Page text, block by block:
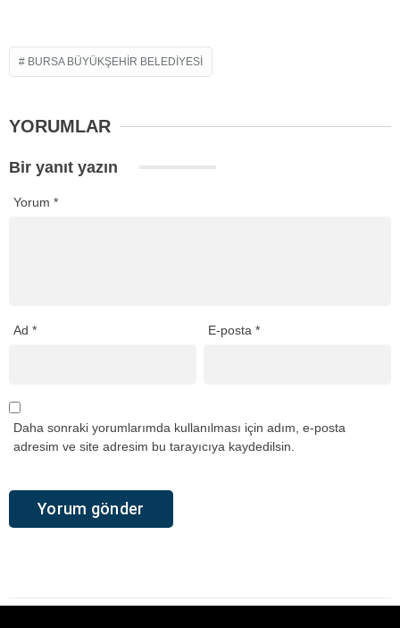
BURSA BÜYÜKŞEHIR BELEDIYESI
YORUMLAR
Bir yanıt yazın
Yorum *
Ad * E-posta*
Daha sonraki yorumlarımda kullanılması için adım, e-posta
adresim ve site adresim bu tarayıcıya kaydedilsin.